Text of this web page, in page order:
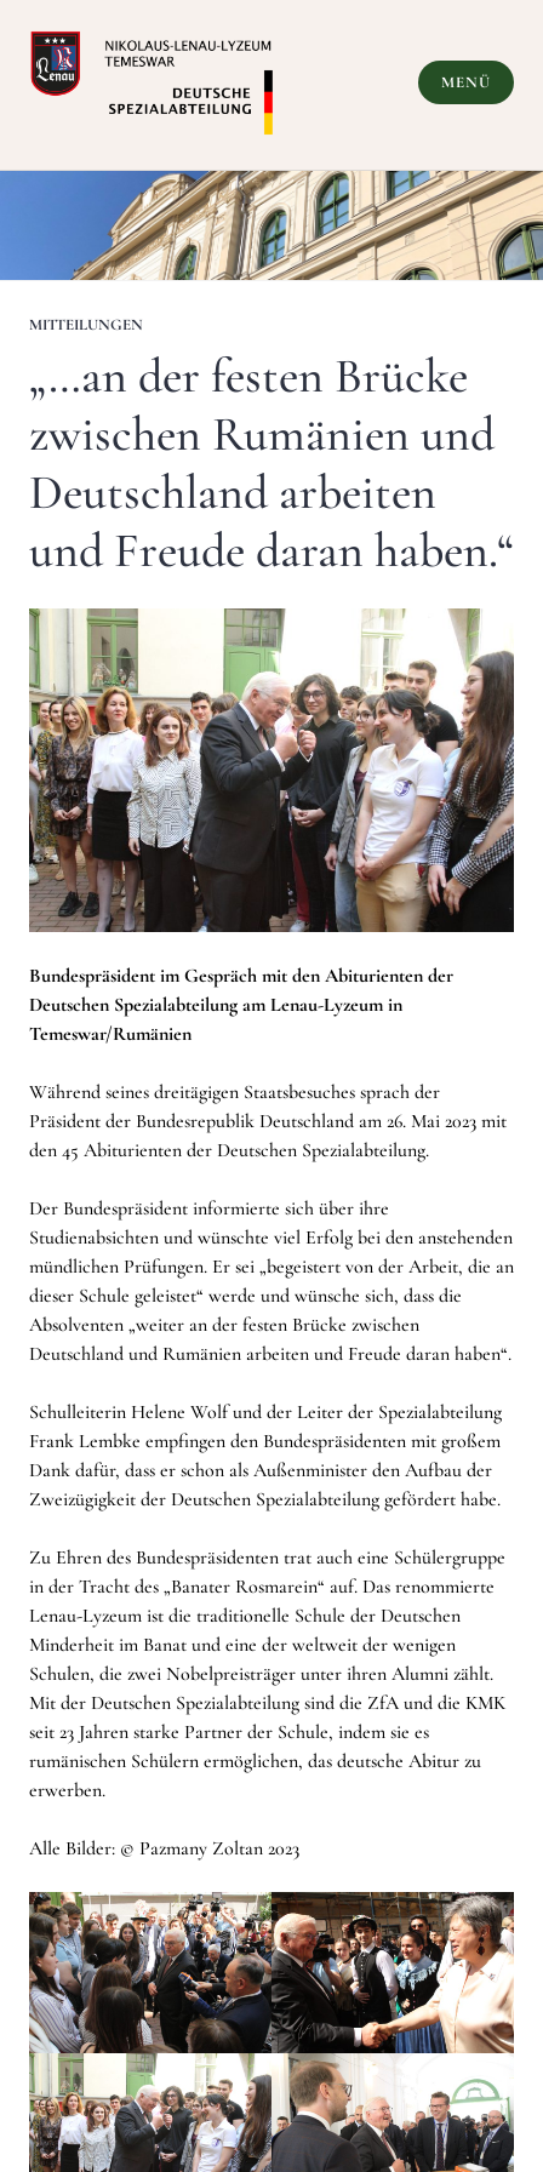
Inhalt
springen
Deutsche Spezialabteilung
MENÜ
MITTEILUNGEN
„…an der festen Brücke
zwischen Rumänien und
Deutschland arbeiten
und Freude daran haben.“
Bundespräsident im Gespräch mit den Abiturienten der
Deutschen Spezialabteilung am Lenau-Lyzeum in
Temeswar/Rumänien
Während seines dreitägigen Staatsbesuches sprach der
Präsident der Bundesrepublik Deutschland am 26. Mai 2023 mit
den 45 Abiturienten der Deutschen Spezialabteilung.
Der Bundespräsident informierte sich über ihre
Studienabsichten und wünschte viel Erfolg bei den anstehenden
mündlichen Prüfungen. Er sei „begeistert von der Arbeit, die an
dieser Schule geleistet“ werde und wünsche sich, dass die
Absolventen „weiter an der festen Brücke zwischen
Deutschland und Rumänien arbeiten und Freude daran haben“.
Schulleiterin Helene Wolf und der Leiter der Spezialabteilung
Frank Lembke empfingen den Bundespräsidenten mit großem
Dank dafür, dass er schon als Außenminister den Aufbau der
Zweizügigkeit der Deutschen Spezialabteilung gefördert habe.
Zu Ehren des Bundespräsidenten trat auch eine Schülergruppe
in der Tracht des „Banater Rosmarein“ auf. Das renommierte
Lenau-Lyzeum ist die traditionelle Schule der Deutschen
Minderheit im Banat und eine der weltweit der wenigen
Schulen, die zwei Nobelpreisträger unter ihren Alumni zählt.
Mit der Deutschen Spezialabteilung sind die ZfA und die KMK
seit 23 Jahren starke Partner der Schule, indem sie es
rumänischen Schülern ermöglichen, das deutsche Abitur zu
erwerben.
Alle Bilder: © Pazmany Zoltan 2023